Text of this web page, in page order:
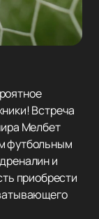
Встреча
Мелбет
футбольным
и
приобрести